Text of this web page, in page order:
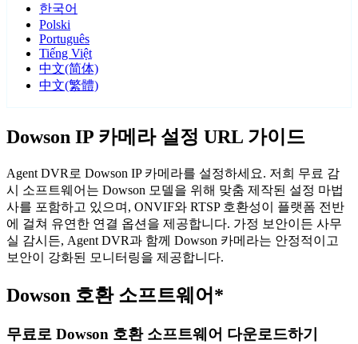
한국어
Polski
Português
Tiếng Việt
中文(简体)
中文(繁體)
Dowson IP 카메라 설정 URL 가이드
Agent DVR로 Dowson IP 카메라를 설정하세요. 저희 무료 감
시 소프트웨어는 Dowson 모델을 위해 맞춤 제작된 설정 마법
사를 포함하고 있으며, ONVIF와 RTSP 호환성이 플랫폼 전반
에 걸쳐 유연한 연결 옵션을 제공합니다. 가정 보안이든 사무
실 감시든, Agent DVR과 함께 Dowson 카메라는 안정적이고
보안이 강화된 모니터링을 제공합니다.
Dowson 호환 소프트웨어*
무료로 Dowson 호환 소프트웨어 다운로드하기